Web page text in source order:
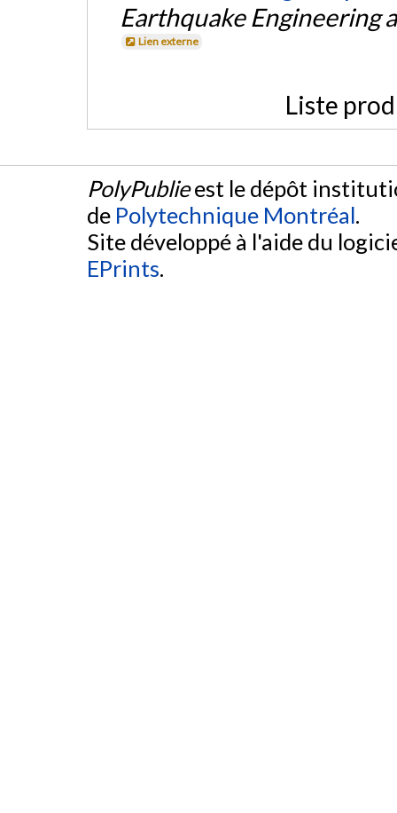
Earthquake Engineering
Lien externe
Liste
PolyPublieest le dépôt
de Polytechnique Montréal.
Site développé à l'aide du
EPrints.